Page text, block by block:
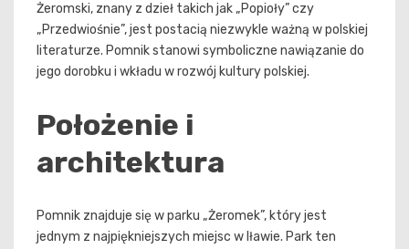
Żeromski, znany z dzieł takich jak „Popioły” czy
„Przedwiośnie”, jest postacią niezwykle ważną w polskiej
literaturze. Pomnik stanowi symboliczne nawiązanie do
jego dorobku i wkładu w rozwój kultury polskiej.
Położenie i
architektura
Pomnik znajduje się w parku „Żeromek”, który jest
jednym z najpiękniejszych miejsc w Iławie. Park ten